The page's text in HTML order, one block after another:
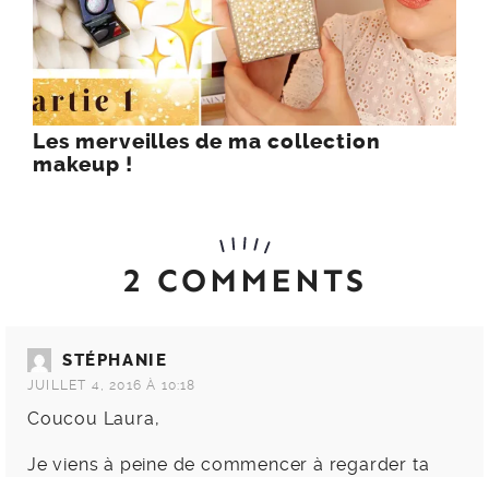
Les merveilles de ma collection
makeup !
2 COMMENTS
STÉPHANIE
JUILLET 4, 2016 À 10:18
Coucou Laura,
Je viens à peine de commencer à regarder ta